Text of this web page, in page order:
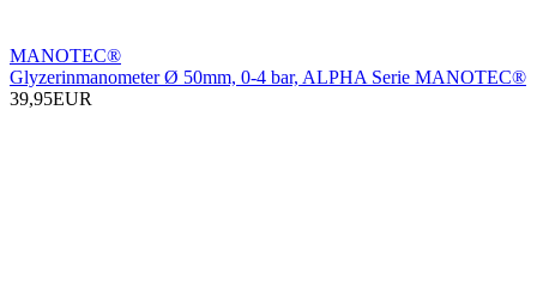
MANOTEC®
Glyzerinmanometer Ø 50mm, 0-4 bar, ALPHA Serie MANOTEC®
39,95EUR